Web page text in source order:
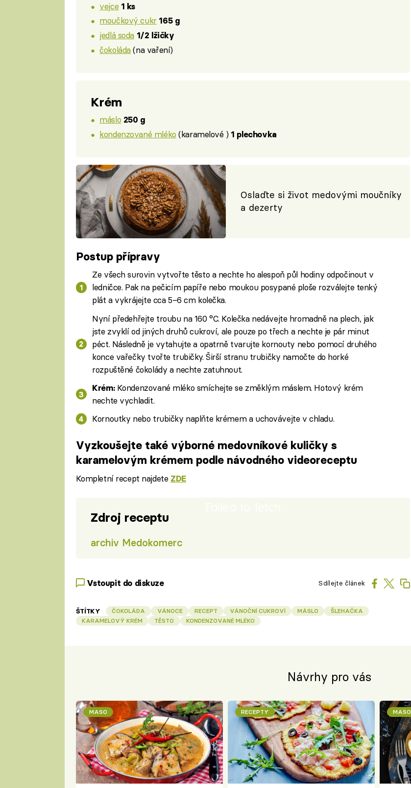
vejce 1 ks
moučkový cukr 165 g
jedlá soda 1/2 lžičky
čokoláda(na vaření)
Krém
máslo 250 g
kondenzované mléko (karamelové ) 1 plechovka
Oslaďte si život medovými moučníky
a dezerty
Postup přípravy
Ze všech surovin vytvořte těsto a nechte ho alespoň půl hodiny odpočinout v
ledničce. Pak na pečicím papíře nebo moukou posypané ploše rozválejte tenký
plát a vykrájejte cca 5–6 cm kolečka.
Nyní předehřejte troubu na 160 °C. Kolečka nedávejte hromadně na plech, jak
jste zvyklí od jiných druhů cukroví, ale pouze po třech a nechte je pár minut
péct. Následně je vytahujte a opatrně tvarujte kornouty nebo pomocí druhého
konce vařečky tvořte trubičky. Širší stranu trubičky namočte do horké
rozpuštěné čokolády a nechte zatuhnout.
Krém:Kondenzované mléko smíchejte se změklým máslem. Hotový krém
nechte vychladit.
Kornoutky nebo trubičky naplňte krémem a uchovávejte v chladu.
Vyzkoušejte také výborné medovníkové kuličky s
karamelovým krémem podle návodného videoreceptu
Kompletní recept najdete ZDE
Zdroj receptu
archiv Medokomerc
Vstoupit do diskuze Sdílejte článek
ŠTÍTKY ČOKOLÁDA VÁNOCE RECEPT VÁNOČNÍ CUKROVÍ MÁSLO
ŠLEHAČKA
KARAMELOVÝ KRÉM
TĚSTO KONDENZOVANÉ MLÉKO
Návrhy pro vás
MASO RECEPTY MASO